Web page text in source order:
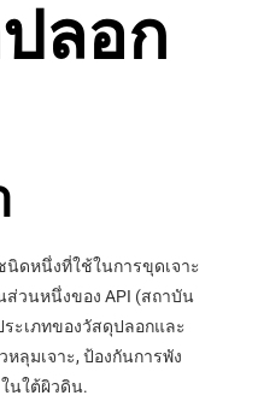
ลอก
นิดหนึ่งที่ใช้ในการขุดเจาะ
ส่วนหนึ่งของ API (สถาบัน
ะเภทของวัสดุปลอกและ
ลุมเจาะ, ป้องกันการพัง
นใต้ผิวดิน.